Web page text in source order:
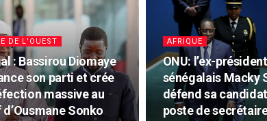
DE L'OUEST
: Bassirou Diomaye
son parti et crée
massive au
Sonko
AFRIQUE
ONU: l’ex-président
sénégalais Macky
défend sa
poste de